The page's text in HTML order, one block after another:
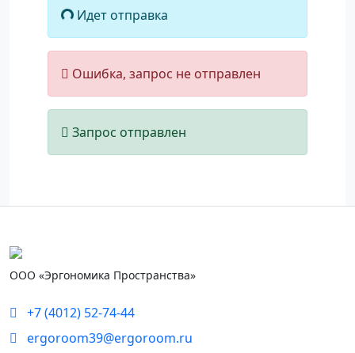
Идет отправка
Ошибка, запрос не отправлен
Запрос отправлен
ООО «Эргономика Пространства»
+7 (4012) 52-74-44
ergoroom39@ergoroom.ru